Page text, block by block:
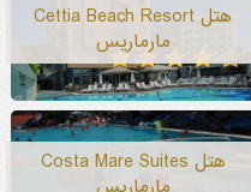
هتل Cettia Beach Resort
مارماریس
هتل Costa Mare Suites